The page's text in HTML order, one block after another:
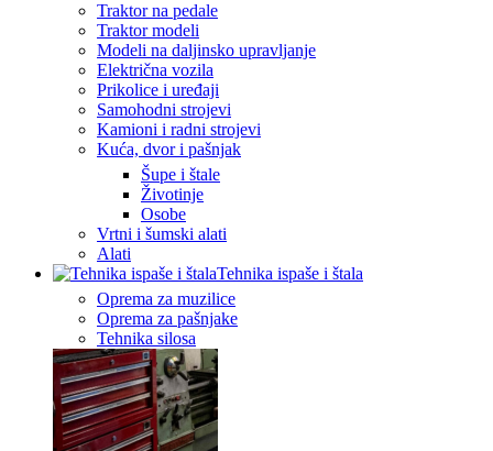
Traktor na pedale
Traktor modeli
Modeli na daljinsko upravljanje
Električna vozila
Prikolice i uređaji
Samohodni strojevi
Kamioni i radni strojevi
Kuća, dvor i pašnjak
Šupe i štale
Životinje
Osobe
Vrtni i šumski alati
Alati
Tehnika ispaše i štala
Oprema za muzilice
Oprema za pašnjake
Tehnika silosa